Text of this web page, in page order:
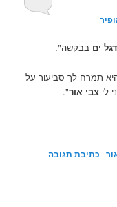
דגל ים בבקשה".
תמרח לך סביעור על
ליצבי אור".
| כתיבת תגובה